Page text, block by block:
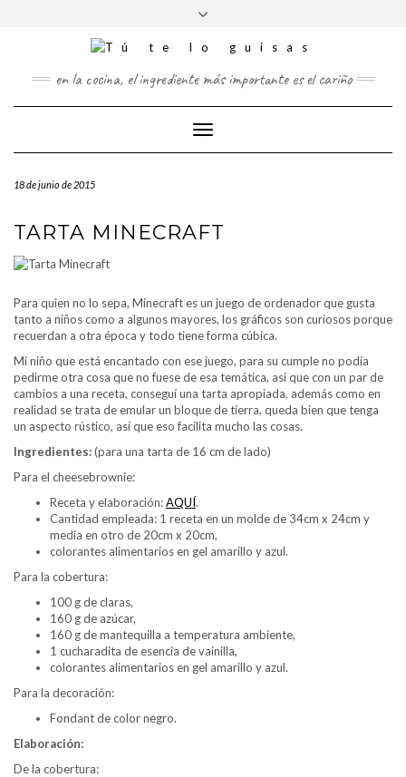
US
FACEBOOK
TWITTER
INSTAGRAM
cabecera
en la cocina, el ingrediente más importante es el cariño
Cambiar
modo
18 de junio de 2015
TARTA MINECRAFT
Para quien no lo sepa, Minecraft es un juego de ordenador que gusta
tanto a niños como a algunos mayores, los gráficos son curiosos porque
recuerdan a otra época y todo tiene forma cúbica.
Mi niño que está encantado con ese juego, para su cumple no podía
pedirme otra cosa que no fuese de esa temática, así que con un par de
cambios a una receta, conseguí una tarta apropiada, además como en
realidad se trata de emular un bloque de tierra, queda bien que tenga
un aspecto rústico, así que eso facilita mucho las cosas.
Ingredientes:(para una tarta de 16 cm de lado)
Para el cheesebrownie:
Receta y elaboración:AQUÍ.
Cantidad empleada: 1 receta en un molde de 34cm x 24cm y
media en otro de 20cm x 20cm,
colorantes alimentarios en gel amarillo y azul.
Para la cobertura:
100 g de claras,
160 g de azúcar,
160 g de mantequilla a temperatura ambiente,
1 cucharadita de esencia de vainilla,
colorantes alimentarios en gel amarillo y azul.
Para la decoración:
Fondant de color negro.
Elaboración:
De la cobertura: